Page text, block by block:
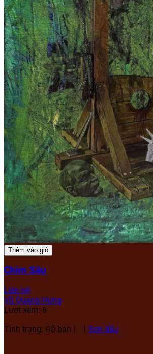
Thêm vào giỏ
Chìm Sâu
Liên hệ
Vũ Quang Hưng
Lượt xem: 6
Tình trạng: Đã bán
Sơn dầu